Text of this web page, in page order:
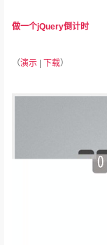
做一个jQuery倒计时
（演示 |下载）